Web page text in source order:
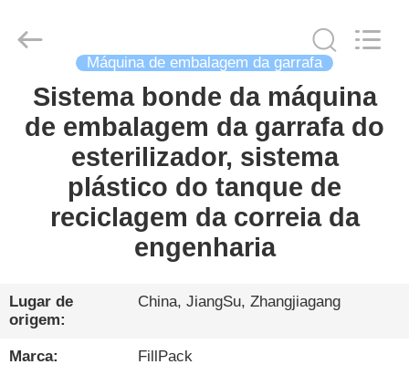
CASA
PRODUTOS
SOBRE
EXCURSÃO
DA
FÁBRICA
PACK
Machinery
Reserved.
Máquina de embalagem da garrafa
Sistema bonde da máquina
de embalagem da garrafa do
esterilizador, sistema
plástico do tanque de
reciclagem da correia da
engenharia
Lugar de
origem:
China, JiangSu, Zhangjiagang
Marca: FillPack